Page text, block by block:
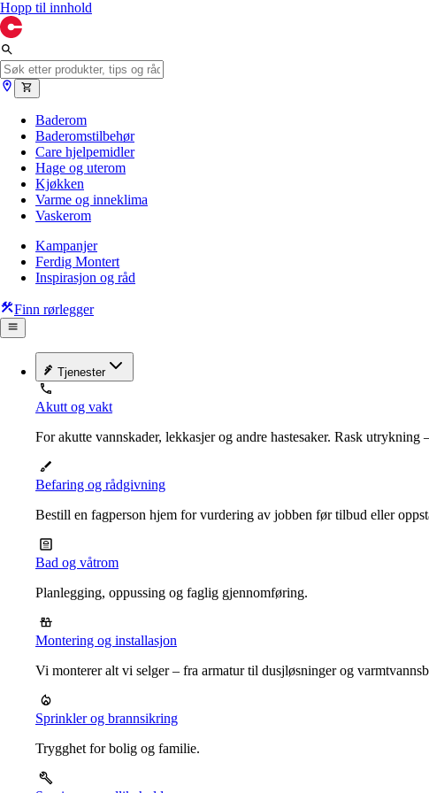
Hopp til innhold
Baderom
Baderomstilbehør
Care hjelpemidler
Hage og uterom
Kjøkken
Varme og inneklima
Vaskerom
Kampanjer
Ferdig Montert
Inspirasjon og råd
Finn rørlegger
Tjenester
Akutt og vakt
For akutte vannskader, lekkasjer og andre hastesaker. Rask utrykning
Befaring og rådgivning
Bestill en fagperson hjem for vurdering av jobben før tilbud eller
Bad og våtrom
Planlegging, oppussing og faglig gjennomføring.
Montering og installasjon
Vi monterer alt vi selger – fra armatur til dusjløsninger og
Sprinkler og brannsikring
Trygghet for bolig og familie.